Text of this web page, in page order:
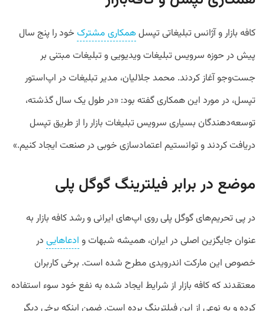
کافه‌ بازار و آژانس تبلیغاتی تپسلهمکاری مشترک خود را پنج سال
پیش در حوزه سرویس تبلیغات ویدیویی و تبلیغات مبتنی بر
جست‌و‌جو آغاز کردند. محمد جلالیان، مدیر تبلیغات در اپ‌استور
تپسل، در مورد این همکاری گفته بود: «در طول یک سال گذشته،
توسعه‌دهندگان بسیاری سرویس تبلیغات بازار را از طریق تپسل
دریافت کردند و توانستیم اعتمادسازی خوبی در صنعت ایجاد کنیم.»
موضع در برابر فیلترینگ گوگل پلی
در پی تحریم‌های گوگل پلی روی اپ‌های ایرانی و رشد کافه بازار به
عنوان جایگزین اصلی در ایران، همیشه شبهات و ادعاهایی در
خصوص این مارکت اندرویدی مطرح شده است. برخی کاربران
معتقدند که کافه بازار از شرایط ایجاد شده به نفع خود سوء استفاده